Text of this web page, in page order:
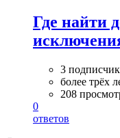
Где найти
3
более трёх
208
0
ответов